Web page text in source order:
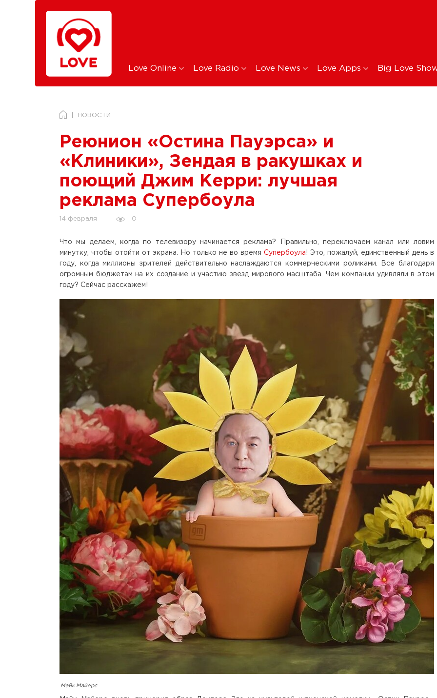
Love Online Love Radio Love News Love Apps Big Love
НОВОСТИ
Реюнион «Остина Пауэрса» и
«Клиники», Зендая в ракушках и
поющий Джим Керри: лучшая
реклама Супербоула
14 февраля 0
Что мы делаем, когда по телевизору начинается реклама? Правильно, переключаем канал или ловим
минутку, чтобы отойти от экрана. Но только не во время Супербоула! Это, пожалуй, единственный день в
году, когда миллионы зрителей действительно наслаждаются коммерческими роликами. Все благодаря
огромным бюджетам на их создание и участию звезд мирового масштаба. Чем компании удивляли в этом
году? Сейчас расскажем!
Майк Майерс